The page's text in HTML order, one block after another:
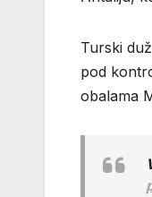
Turski
pod
obalama